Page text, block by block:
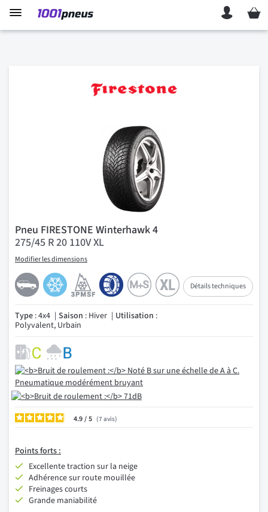
Mon
Pneu FIRESTONE Winterhawk 4
275/45 R 20 110V XL
Modifier les dimensions
Détails techniques
Type : 4x4 Saison : Hiver Utilisation :
Polyvalent, Urbain
4.9/ 7 avis
Pointsforts :
Excellente traction sur la neige
Adhérence sur route mouillée
Freinages courts
Grande maniabilité